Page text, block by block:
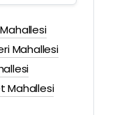
Mahallesi
Mahallesi